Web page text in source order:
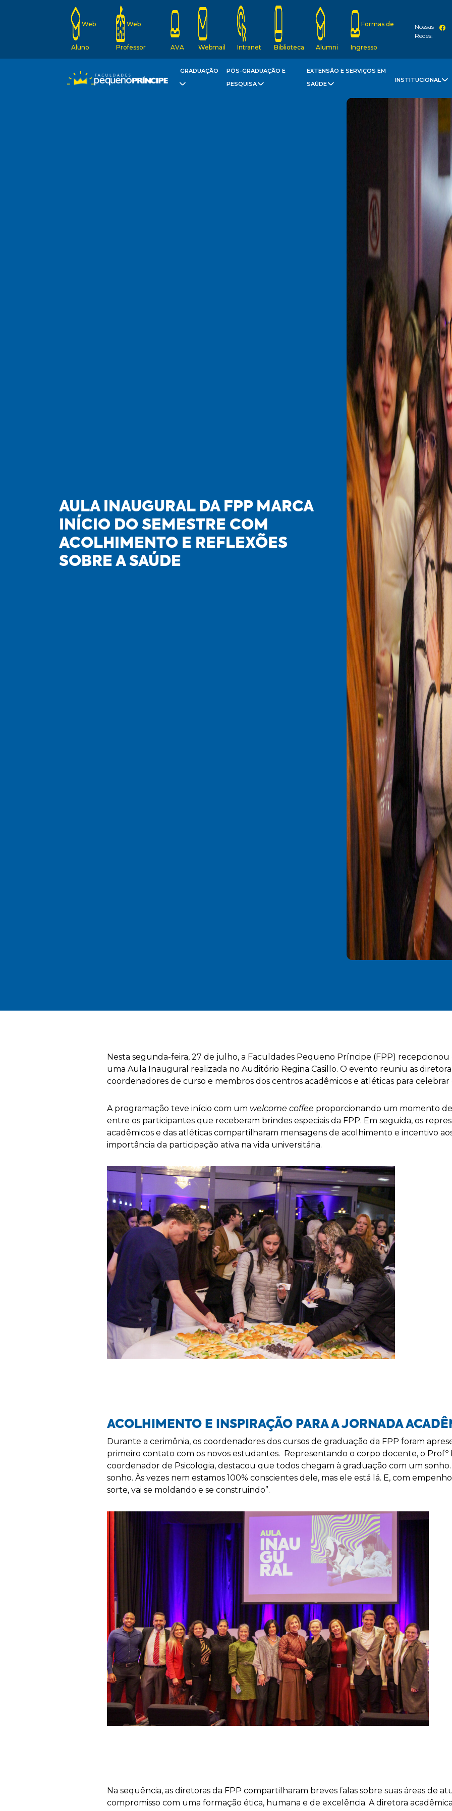
Web
Aluno
Web
Professor AVA Webmail Intranet Biblioteca Alumni
Formas de
Ingresso
Nossas
Redes:
GRADUAÇÃO
PÓS-GRADUAÇÃO E
PESQUISA
EXTENSÃO E SERVIÇOS EM
SAÚDE
INSTITUCIONAL
AULA INAUGURAL DA FPP MARCA
INÍCIO DO SEMESTRE COM
ACOLHIMENTO E REFLEXÕES
SOBRE A SAÚDE
Nesta segunda-feira, 27 de julho, a Faculdades Pequeno Príncipe (FPP)
uma Aula Inaugural realizada no Auditório Regina Casillo. O evento reuniu as
coordenadores de curso e membros dos centros acadêmicos e atléticas para celebrar
A programação teve início com um welcome coffee proporcionando um momento de
entre os participantes que receberam brindes especiais da FPP. Em seguida, os
acadêmicos e das atléticas compartilharam mensagens de acolhimento e incentivo
importância da participação ativa na vida universitária.
ACOLHIMENTO E INSPIRAÇÃO PARA A JORNADA
Durante a cerimônia, os coordenadores dos cursos de graduação da FPP foram
primeiro contato com os novos estudantes. Representando o corpo docente, o Profº
coordenador de Psicologia, destacou que todos chegam à graduação com um
sonho. Às vezes nem estamos 100% conscientes dele, mas ele está lá. E, com
sorte, vai se moldando e se construindo”.
Na sequência, as diretoras da FPP compartilharam breves falas sobre suas áreas de
compromisso com uma formação ética, humana e de excelência. A diretora